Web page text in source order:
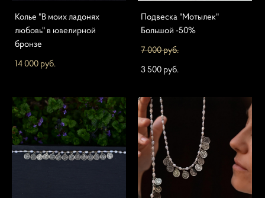
Колье "В моих ладонях
любовь" в ювелирной
бронзе
14 000 pуб.
Подвеска "Мотылек"
Большой -50%
7 000 pуб.
3 500 pуб.